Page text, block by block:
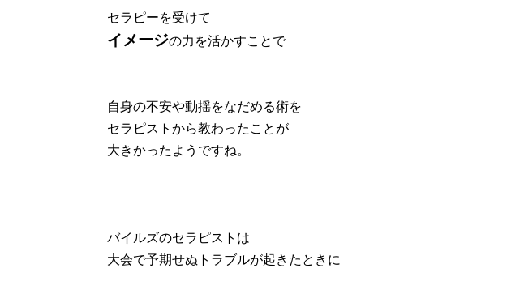
セラピーを受けて
イメージの力を活かすことで
自身の不安や動揺をなだめる術を
セラピストから教わったことが
大きかったようですね。
バイルズのセラピストは
大会で予期せぬトラブルが起きたときに